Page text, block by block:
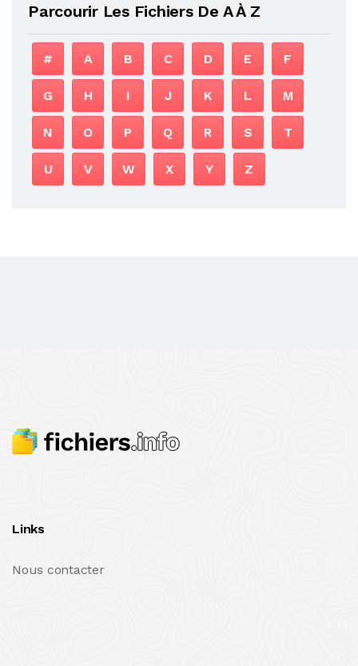
Parcourir Les Fichiers De A À Z
# A B C D E F
G H I J K L M
N O P Q R S T
U V W X Y Z
Links
Nous contacter